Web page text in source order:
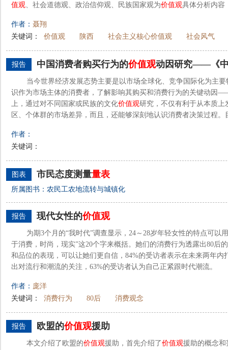
值观、社会道德观、政治信仰观、民族国家观为价值观具体分析内容
作者： 聂翔
关键词：
价值观 陕西 社会主义核心价值观 社会风气
报告 中国消费者购买行为的价值观动因研究——《中
当今世界经济发展态势主要是以市场全球化、竞争国际化为主
识作为市场主体的消费者，了解影响其购买和消费行为的关键动因
上，通过对不同国家或民族的文化价值观研究，不仅有利于从本质
区、个体群的市场差异，而且，还能够深刻地认识消费者决策过程
作者：
关键词：
图表 市民态度测量量表
所属图书：农民工农地流转与城镇化
报告 现代女性的价值观
为期3个月的“我时代”调查显示，24～28岁年轻女性的特点可以
于消费，时尚，现实”这20个字来概括。她们的消费行为透露出80后
和品位的表现，可以让她们更自信，84%的受访者表示在未来两年内
出对流行和潮流的关注，63%的受访者认为自己正紧跟时代潮流。
作者： 庞洋
关键词：
消费行为 80后 消费观念
报告 欧盟的价值观援助
本文介绍了欧盟的价值观援助，首先介绍了价值观援助的概念